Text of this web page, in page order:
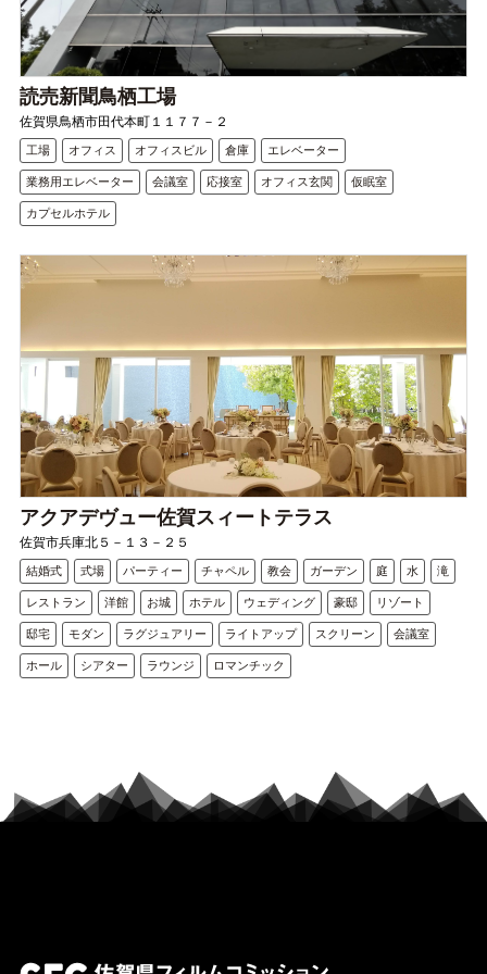
読売新聞鳥栖工場
佐賀県鳥栖市田代本町１１７７－２
工場 オフィス オフィスビル 倉庫 エレベーター
業務用エレベーター 会議室 応接室 オフィス玄関 仮眠室
カプセルホテル
アクアデヴュー佐賀スィートテラス
佐賀市兵庫北５－１３－２５
結婚式 式場 パーティー チャペル 教会 ガーデン 庭 水 滝
レストラン 洋館 お城 ホテル ウェディング 豪邸 リゾート
邸宅 モダン ラグジュアリー ライトアップ スクリーン 会議室
ホール シアター ラウンジ ロマンチック